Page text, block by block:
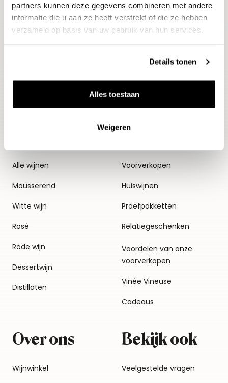
partners kunnen deze gegevens combineren met andere
informatie die u aan ze heeft verstrekt of die ze hebben
verzameld op basis van uw gebruik van hun services.
Details tonen
Alles toestaan
Weigeren
Aanmelden
Alle wijnen
Mousserend
Witte wijn
Rosé
Rode wijn
Dessertwijn
Distillaten
Thema's
Voorverkopen
Huiswijnen
Proefpakketten
Relatiegeschenken
Voordelen van onze
voorverkopen
Vinée Vineuse
Cadeaus
Over ons
Wijnwinkel
Bekijk ook
Veelgestelde vragen